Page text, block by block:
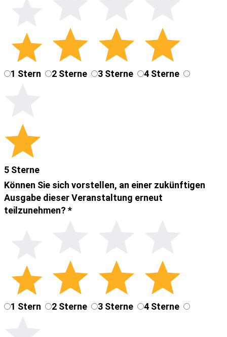
1 Stern 2 Sterne 3 Sterne 4 Sterne
5 Sterne
Können Sie sich vorstellen, an einer zukünftigen
Ausgabe dieser Veranstaltung erneut
teilzunehmen? *
1 Stern 2 Sterne 3 Sterne 4 Sterne